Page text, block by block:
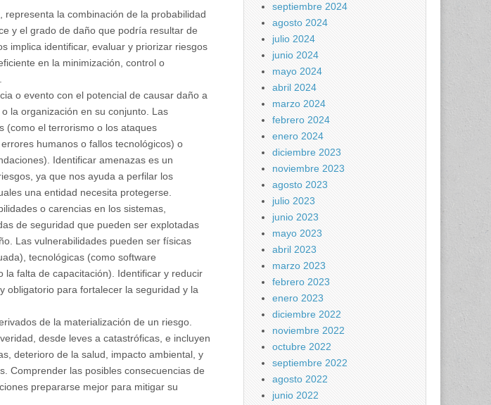
representa la combinación de la probabilidad
y el grado de daño que podría resultar de
implica identificar, evaluar y priorizar riesgos
en la minimización, control o
o evento con el potencial de causar daño a
la organización en su conjunto. Las
(como el terrorismo o los ataques
humanos o fallos tecnológicos) o
Identificar amenazas es un
ya que nos ayuda a perfilar los
una entidad necesita protegerse.
o carencias en los sistemas,
de seguridad que pueden ser explotadas
Las vulnerabilidades pueden ser físicas
tecnológicas (como software
la falta de capacitación). Identificar y reducir
obligatorio para fortalecer la seguridad y la
de la materialización de un riesgo.
desde leves a catastróficas, e incluyen
deterioro de la salud, impacto ambiental, y
Comprender las posibles consecuencias de
prepararse mejor para mitigar su
septiembre 2024
agosto 2024
julio 2024
junio 2024
mayo 2024
abril 2024
marzo 2024
febrero 2024
enero 2024
diciembre 2023
noviembre 2023
agosto 2023
julio 2023
junio 2023
mayo 2023
abril 2023
marzo 2023
febrero 2023
enero 2023
diciembre 2022
noviembre 2022
octubre 2022
septiembre 2022
agosto 2022
junio 2022